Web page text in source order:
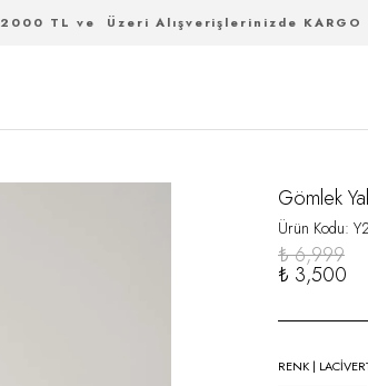
2000 TL ve Üzeri Alışverişlerinizde KARGO
Gömlek
Ürün Kodu:
₺ 6,999
₺ 3,500
RENK |